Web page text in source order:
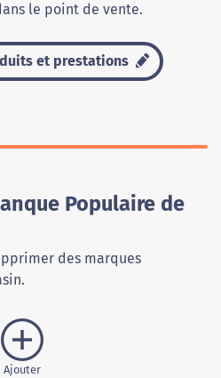
le point de vente.
et prestations
Populaire de
des marques
Ajouter